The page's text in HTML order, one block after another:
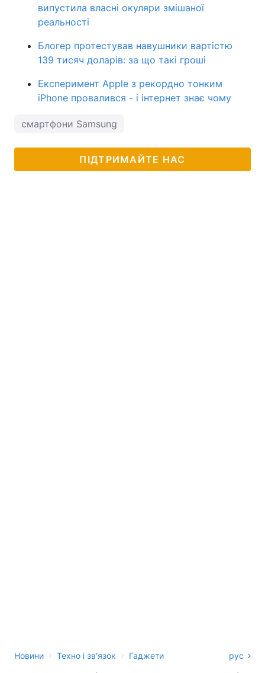
випустила власні окуляри змішаної
реальності
Блогер протестував навушники вартістю
139 тисяч доларів: за що такі гроші
Експеримент Apple з рекордно тонким
iPhone провалився - і інтернет знає чому
смартфони Samsung
ПІДТРИМАЙТЕ НАС
Новини › Техно і зв'язок › Гаджети рус